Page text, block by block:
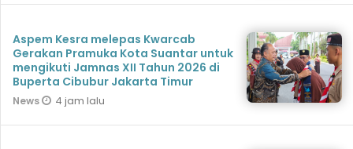
Aspem Kesra melepas Kwarcab
Gerakan Pramuka Kota Suantar untuk
mengikuti Jamnas XII Tahun 2026 di
Buperta Cibubur Jakarta Timur
News 4 jam lalu